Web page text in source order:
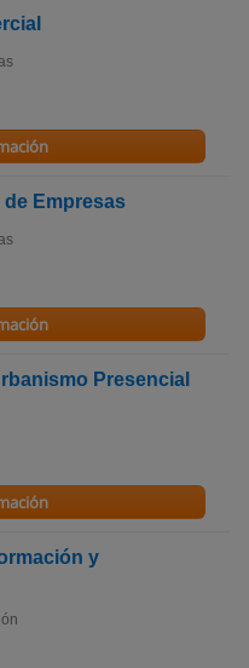
Empresas
Presencial
y